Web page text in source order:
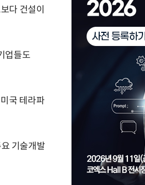
다 건설이
업들도
국 테라파
기술개발